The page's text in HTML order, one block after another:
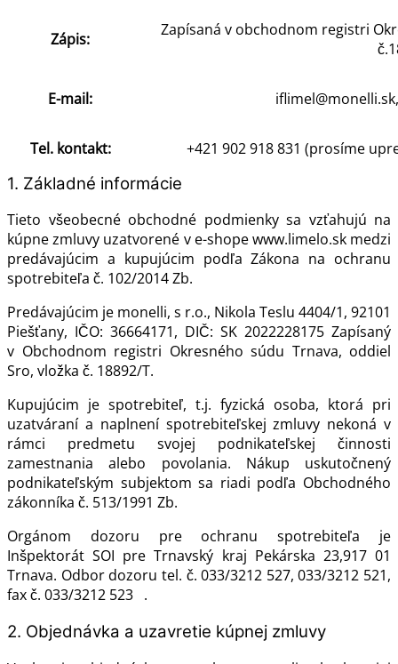
Zápis:
Zapísaná v obchodnom registri
E-mail: iflimel@monelli.sk
Tel. kontakt: +421 902 918 831 (prosíme
1. Základné informácie
Tieto všeobecné obchodné podmienky sa vzťahujú na
kúpne zmluvy uzatvorené v e-shope www.limelo.sk medzi
predávajúcim a kupujúcim podľa Zákona na ochranu
spotrebiteľa č. 102/2014 Zb.
Predávajúcim je monelli, s r.o., Nikola Teslu 4404/1, 92101
Piešťany, IČO: 36664171, DIČ: SK 2022228175 Zapísaný
v Obchodnom registri Okresného súdu Trnava, oddiel
Sro, vložka č. 18892/T.
Kupujúcim je spotrebiteľ, t.j. fyzická osoba, ktorá pri
uzatváraní a naplnení spotrebiteľskej zmluvy nekoná v
rámci predmetu svojej podnikateľskej činnosti
zamestnania alebo povolania. Nákup uskutočnený
podnikateľským subjektom sa riadi podľa Obchodného
zákonníka č. 513/1991 Zb.
Orgánom dozoru pre ochranu spotrebiteľa je
Inšpektorát SOI pre Trnavský kraj Pekárska 23,917 01
Trnava. Odbor dozoru tel. č. 033/3212 527, 033/3212 521,
fax č. 033/3212 523 .
2. Objednávka a uzavretie kúpnej zmluvy